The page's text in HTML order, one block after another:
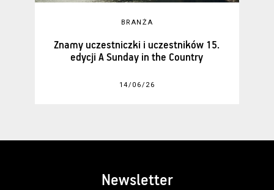
BRANŻA
Znamy uczestniczki i uczestników 15.
edycji A Sunday in the Country
14/06/26
Newsletter